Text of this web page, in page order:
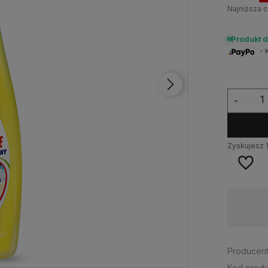
Najniższa
Produkt
-
Zyskujesz